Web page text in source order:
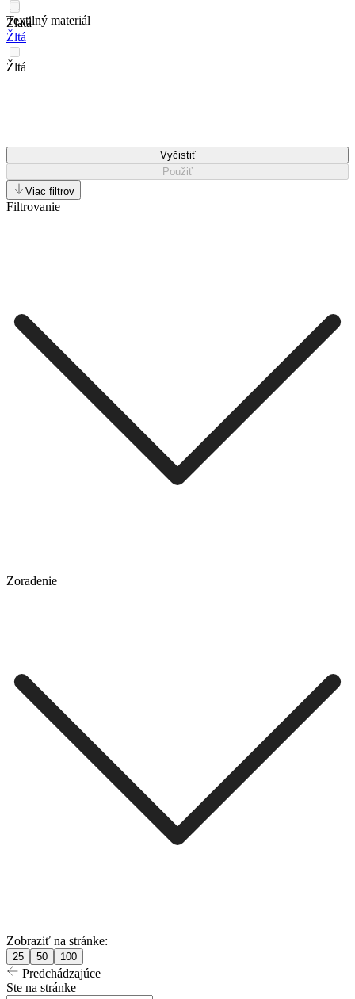
Zlatá
Žltá
Žltá
Textilný materiál
Vyčistiť
Použiť
Viac filtrov
Filtrovanie
Zoradenie
Zobraziť na stránke:
25 50 100
Predchádzajúce
Ste na stránke